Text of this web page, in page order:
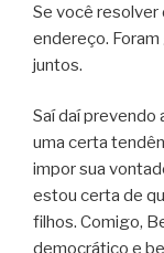
Se você resolver
endereço.
juntos.
Saí daí prevendo
uma certa
impor sua
estou certa de
filhos. Comigo,
democrático e